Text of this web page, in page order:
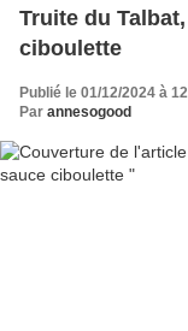
Truite du
ciboulette
Publié le 01/12/2024 à
Par annesogood